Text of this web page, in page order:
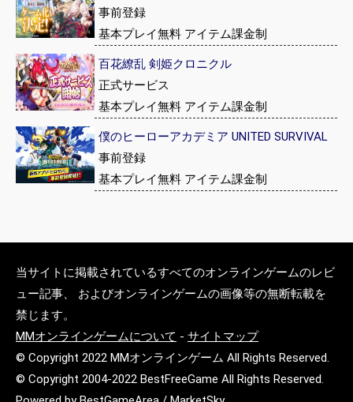
事前登録
基本プレイ無料 アイテム課金制
百花繚乱 剣姫クロニクル
正式サービス
基本プレイ無料 アイテム課金制
僕のヒーローアカデミア UNITED SURVIVAL
事前登録
基本プレイ無料 アイテム課金制
当サイトに掲載されているすべてのオンラインゲームのレビ
ュー記事、 およびオンラインゲームの画像等の無断転載を
禁じます。
MMオンラインゲームについて - サイトマップ
© Copyright 2022 MMオンラインゲーム All Rights Reserved.
© Copyright 2004-2022 BestFreeGame All Rights Reserved.